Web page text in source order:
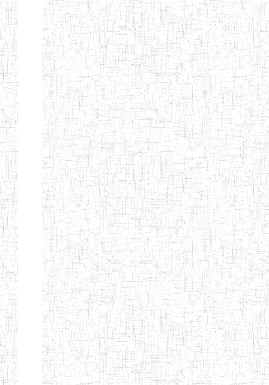
Chercher:
Effacer les filtres
Denomination
Type
Nature
Arrondissement
Denomination Création Type Nature
GTTC KUMBO 14/07/2001 ENIEG Public
GTTTC
JIKEJEM
12/09/2014 ENIET Public